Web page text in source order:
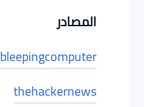
المصادر
bleepingcomputer
thehackernews